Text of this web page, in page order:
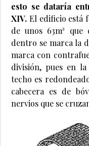
esto se dataría
XIV. El edificio está
de unos 63m²
dentro se marca la
marca con
división, pues en
techo es
cabecera es de
nervios que se